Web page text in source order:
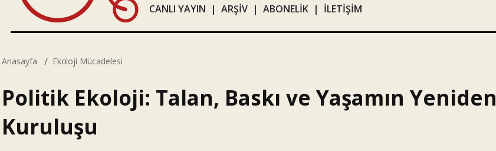
CANLI YAYIN |ARŞİV |ABONELİK | İLETİŞİM
Anasayfa Ekoloji Mücadelesi
Politik Ekoloji: Talan, Baskı ve Yaşamın Yeniden
Kuruluşu